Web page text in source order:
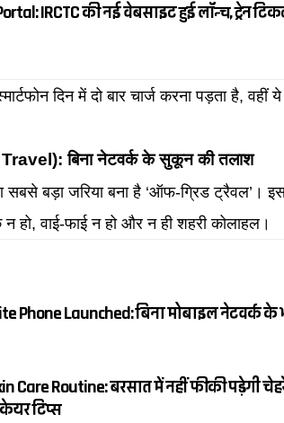
IRCTC की नई वेबसाइट हुई लॉन्च, ट्रेन
दिन में दो बार चार्ज करना पड़ता है, वहीं
बिना नेटवर्क के सुकून की तलाश
सबसे बड़ा जरिया बना है ‘ऑफ-ग्रिड ट्रैवल’।
न हो, वाई-फाई न हो और न ही शहरी कोलाहल।
Phone Launched: बिना मोबाइल नेटवर्क के
Care Routine: बरसात में नहीं फीकी पड़ेगी
टिप्स